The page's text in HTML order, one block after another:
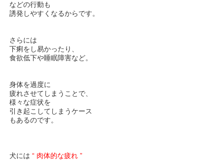
などの行動も
誘発しやすくなるからです。
さらには
下痢をし易かったり、
食欲低下や睡眠障害など。
身体を過度に
疲れさせてしまうことで、
様々な症状を
引き起こしてしまうケース
もあるのです。
犬には “ 肉体的な疲れ ”